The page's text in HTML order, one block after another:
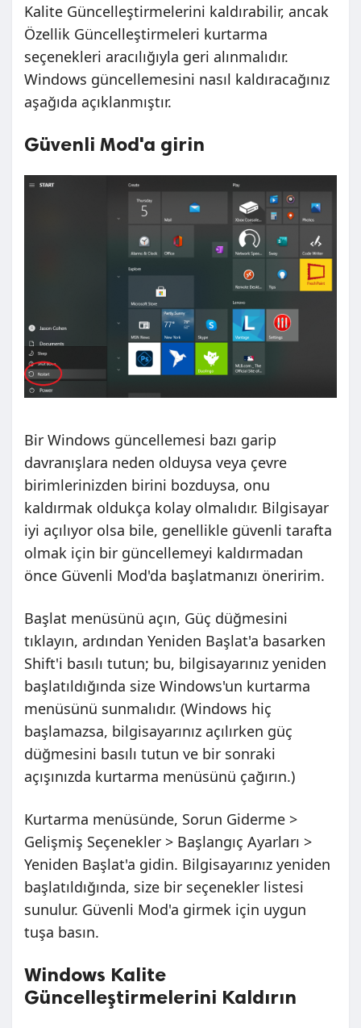
Kalite Güncelleştirmelerini kaldırabilir, ancak
Özellik Güncelleştirmeleri kurtarma
seçenekleri aracılığıyla geri alınmalıdır.
Windows güncellemesini nasıl kaldıracağınız
aşağıda açıklanmıştır.
Güvenli Mod'a girin
Bir Windows güncellemesi bazı garip
davranışlara neden olduysa veya çevre
birimlerinizden birini bozduysa, onu
kaldırmak oldukça kolay olmalıdır. Bilgisayar
iyi açılıyor olsa bile, genellikle güvenli tarafta
olmak için bir güncellemeyi kaldırmadan
önce Güvenli Mod'da başlatmanızı öneririm.
Başlat menüsünü açın, Güç düğmesini
tıklayın, ardından Yeniden Başlat'a basarken
Shift'i basılı tutun; bu, bilgisayarınız yeniden
başlatıldığında size Windows'un kurtarma
menüsünü sunmalıdır. (Windows hiç
başlamazsa, bilgisayarınız açılırken güç
düğmesini basılı tutun ve bir sonraki
açışınızda kurtarma menüsünü çağırın.)
Kurtarma menüsünde, Sorun Giderme >
Gelişmiş Seçenekler > Başlangıç Ayarları >
Yeniden Başlat'a gidin. Bilgisayarınız yeniden
başlatıldığında, size bir seçenekler listesi
sunulur. Güvenli Mod'a girmek için uygun
tuşa basın.
Windows Kalite
Güncelleştirmelerini Kaldırın